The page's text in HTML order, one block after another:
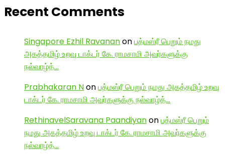
Recent Comments
Singapore Ezhil Ravananonபத்மஸ்ரீ பெறும் நமது
அகத்தமிழ் உறவு டாக்டர் கே. ராமசாமி அவர்களுக்கு
நல்வாழ்த்…
Prabhakaran Nonபத்மஸ்ரீ பெறும் நமது அகத்தமிழ் உறவு
டாக்டர் கே. ராமசாமி அவர்களுக்கு நல்வாழ்த்…
RethinavelSaravana Paandiyanonபத்மஸ்ரீ பெறும்
நமது அகத்தமிழ் உறவு டாக்டர் கே. ராமசாமி அவர்களுக்கு
நல்வாழ்த்…